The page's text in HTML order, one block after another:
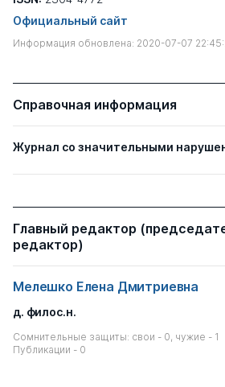
Официальный сайт
Информация обновлена: 2020-07-07
Справочная информация
Журнал со значительными
Главный редактор
редактор)
Мелешко Елена Дмитриевна
д. филос.н.
Сомнительные защиты: свои - 0, чужие - 1
Публикации - 0